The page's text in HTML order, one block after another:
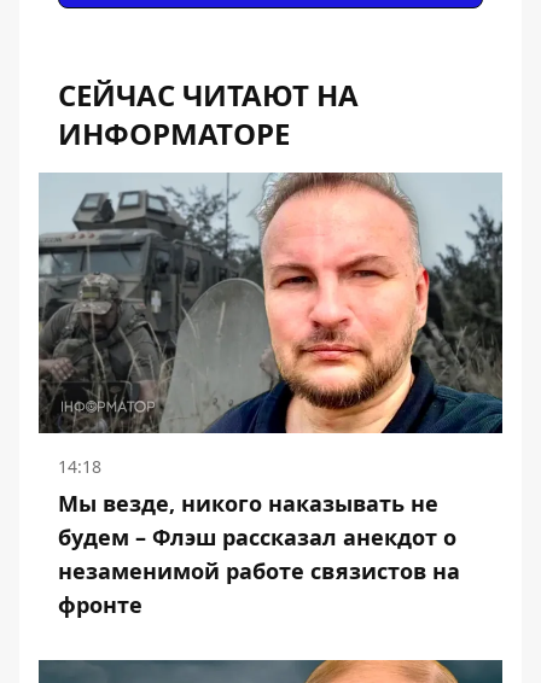
СЕЙЧАС ЧИТАЮТ НА
ИНФОРМАТОРЕ
14:18
Мы везде, никого наказывать не
будем – Флэш рассказал анекдот о
незаменимой работе связистов на
фронте